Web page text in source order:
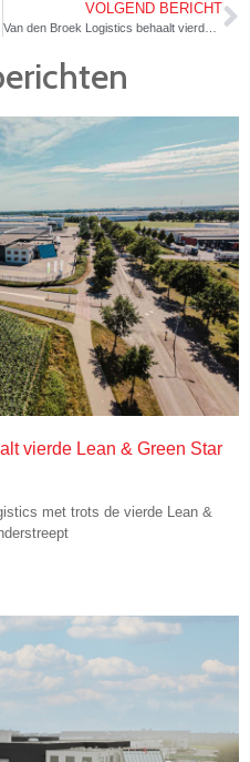
VOLGEND BERICHT
Van den Broek Logistics behaalt vierde Lean & Green Star
vierde Lean & Green Star
met trots de vierde Lean &